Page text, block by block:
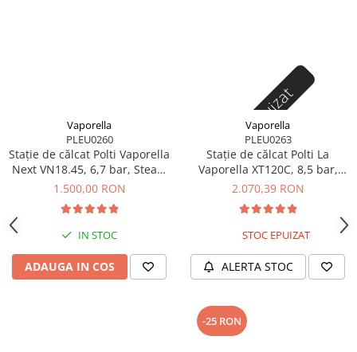
Vaporella
PLEU0260
Stație de călcat Polti Vaporella
Next VN18.45, 6,7 bar, Steam
Pulse 430 g
1.500,00 RON
IN STOC
ADAUGA IN COS
Stoc epuizat
Vaporella
PLEU0263
Stație de călcat Polti La
Vaporella XT120C, 8,5 bar,
Steam Pulse 600 g
2.070,39 RON
STOC EPUIZAT
ALERTA STOC
-25 RON